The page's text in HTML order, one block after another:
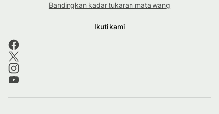
Bandingkan kadar tukaran mata wang
Ikuti kami